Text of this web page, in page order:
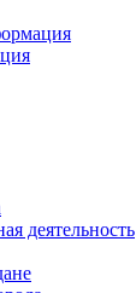
деятельность